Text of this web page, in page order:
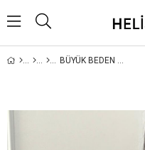
BÜYÜK BEDEN YIRTMACI DÜĞMELI TAKIM